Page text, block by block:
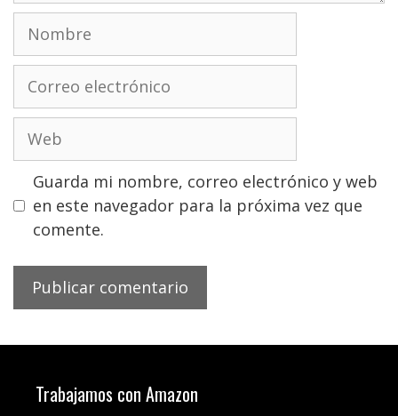
Nombre
electrónico
Guarda mi nombre, correo electrónico y web
en este navegador para la próxima vez que
comente.
Trabajamos con Amazon